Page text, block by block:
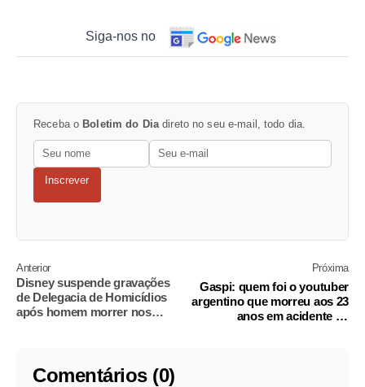
Siga-nos no
Receba o Boletim do Diadireto no seu e-mail, todo dia.
Inscrever
Anterior
Disney suspende gravações
de Delegacia de Homicídios
após homem morrer nos
Próxima
Gaspi: quem foi o youtuber
argentino que morreu aos 23
anos em acidente de
Comentários (0)